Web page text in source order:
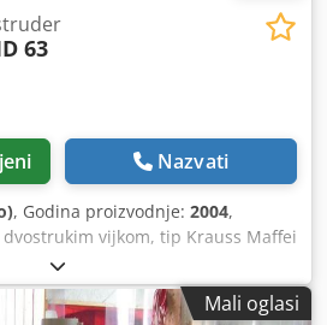
63
Nazvati
, Godina proizvodnje: 2004,
vijkom, tip Krauss Maffei
potpunosti funkcionalan. Vijci su
na licu mjesta. - Godina
sustav C4. - Cijena seMali oglasi